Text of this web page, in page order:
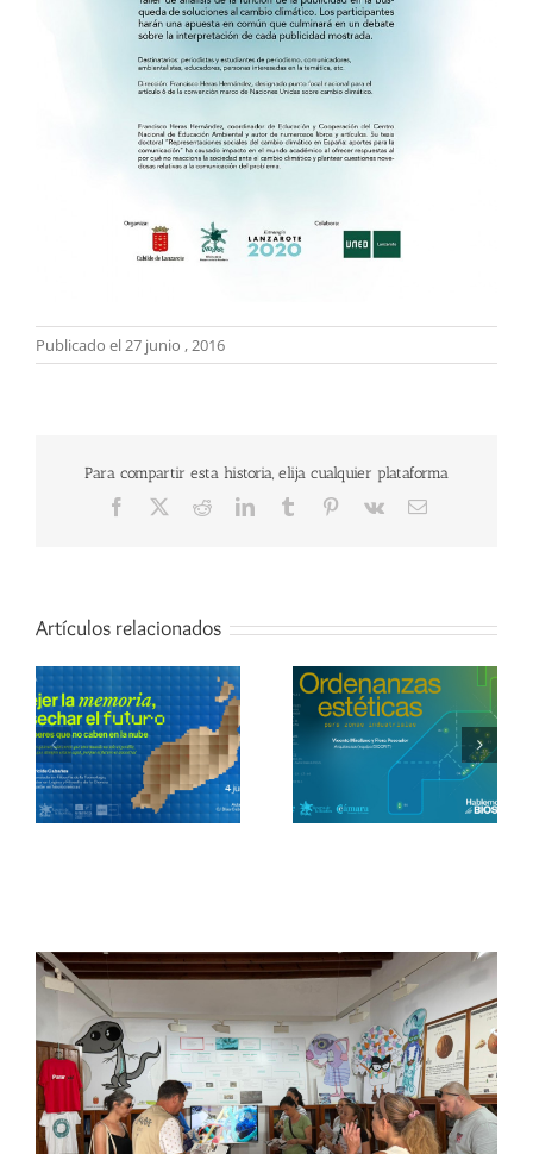
Publicado el 27 junio , 2016
Para compartir esta historia, elija cualquier plataforma
Facebook RedditLinkedInTumblr Pinterest
Vk
Correo
Artículos relacionados